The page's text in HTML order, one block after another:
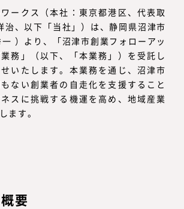
ークス（本社：東京都港区、代表取
治、以下「当社」）は、静岡県沼津市
一 ）より、「沼津市創業フォローアッ
務」（以下、「本業務」）を受託し
いたします。本業務を通じ、沼津市
ない創業者の自走化を支援すること
スに挑戦する機運を高め、地域産業
ます。
要